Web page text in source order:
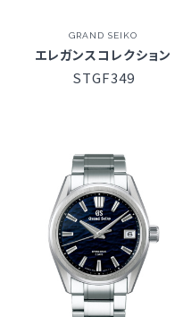
GRAND SEIKO
エレガンスコレクション
STGF349